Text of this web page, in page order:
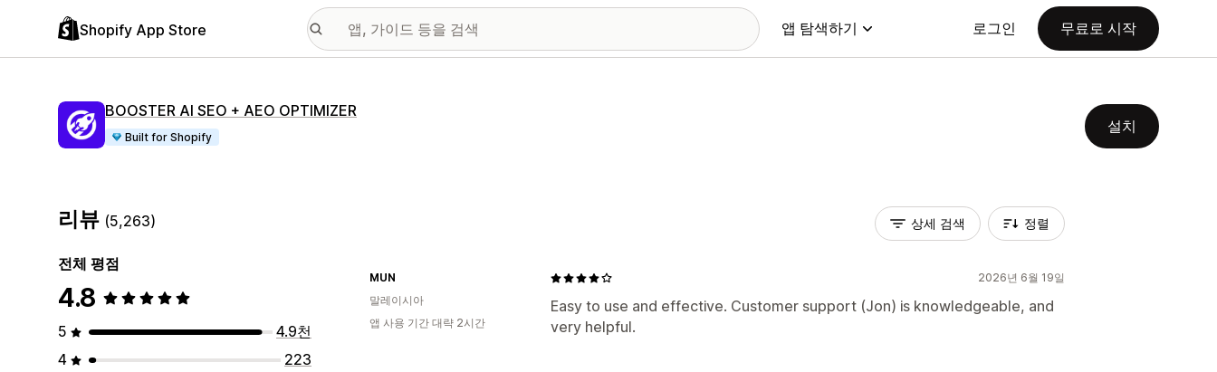
Shopify App Store 앱 탐색하기 로그인 무료로 시작
BOOSTER AI SEO + AEO OPTIMIZER
Built for Shopify
설치
리뷰 (5,263)
전체 평점
4.8
5
4.9천
4
223
상세 검색 정렬
2026년 6월 19일
Easy to use and effective. Customer support (Jon) is knowledgeable, and
very helpful.
MUN
말레이시아
앱 사용 기간 대략 2시간